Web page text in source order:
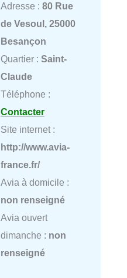
Adresse : 80 Rue
de Vesoul, 25000
Besançon
Quartier : Saint-
Claude
Téléphone :
Contacter
Site internet :
http://www.avia-
france.fr/
Avia à domicile :
non renseigné
Avia ouvert
dimanche : non
renseigné